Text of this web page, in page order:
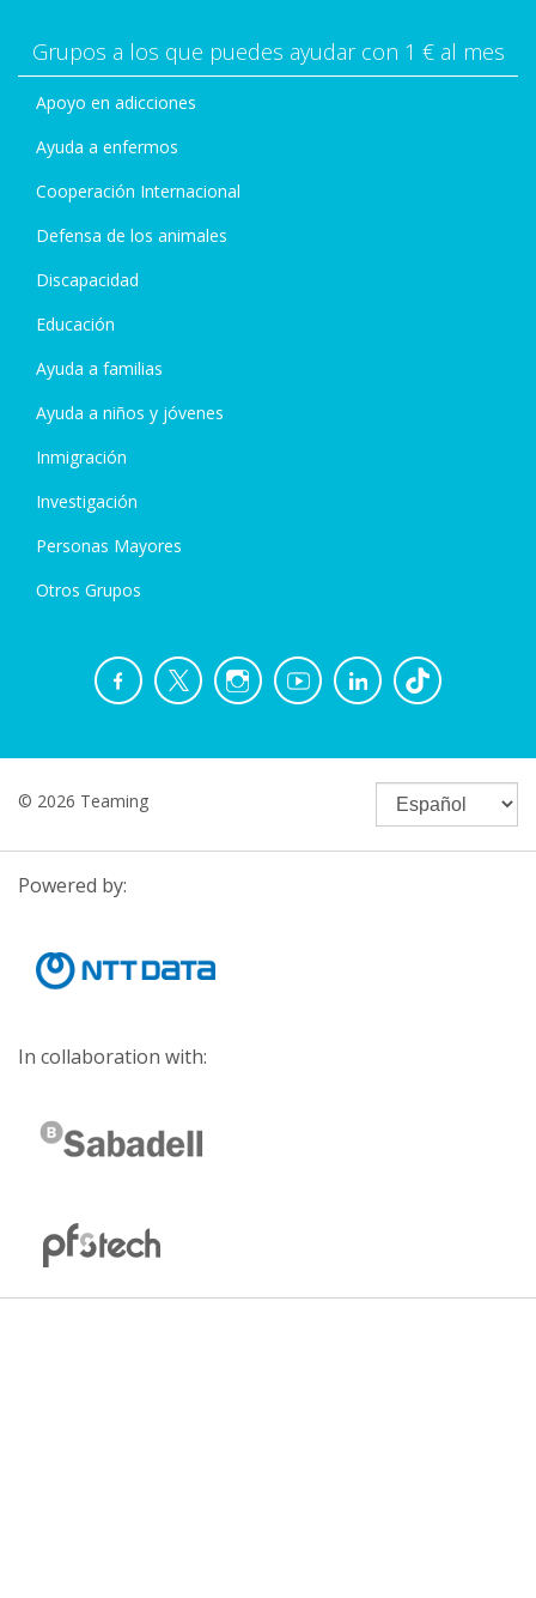
Grupos a los que puedes ayudar con 1 € al mes
Apoyo en adicciones
Ayuda a enfermos
Cooperación Internacional
Defensa de los animales
Discapacidad
Educación
Ayuda a familias
Ayuda a niños y jóvenes
Inmigración
Investigación
Personas Mayores
Otros Grupos
© 2026 Teaming
Powered by:
In collaboration with: